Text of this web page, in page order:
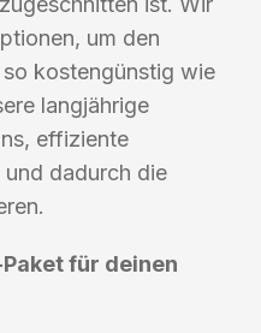
um den
kostengünstig wie
langjährige
effiziente
dadurch die
für deinen